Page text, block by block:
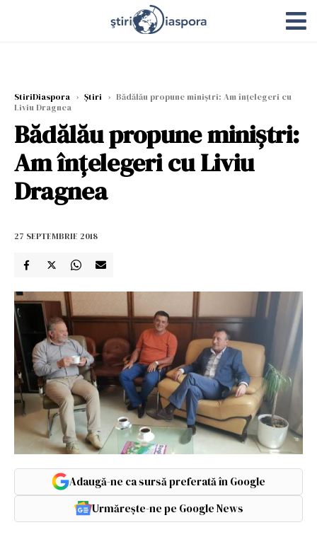
StiriDiaspora › Știri › Bădălău propune miniștri: Am înțelegeri cu
Liviu Dragnea
Bădălău propune miniștri:
Am înțelegeri cu Liviu
Dragnea
27 SEPTEMBRIE 2018
Adaugă-ne ca sursă preferată în Google
Urmărește-ne pe Google News